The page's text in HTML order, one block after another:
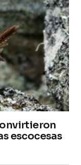
escocesas